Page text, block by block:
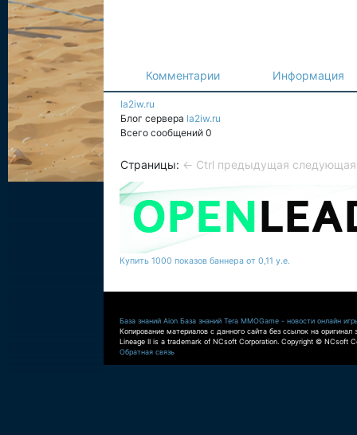
Комментарии Информация
la2iw.ru
Блог сервера la2iw.ru
Всего сообщений 0
Страницы: ← Ctrl предыдущая
Купить 1000 показов баннера от 0,11 у.е.
База знаний Aion База знаний Tera MMOGame - новости онлайн
Копирование материалов с данного сайта без ссылок на оригинал
Lineage II is a trademark of NCsoft Corporation. Copyright © NCsoft
Обратная связь